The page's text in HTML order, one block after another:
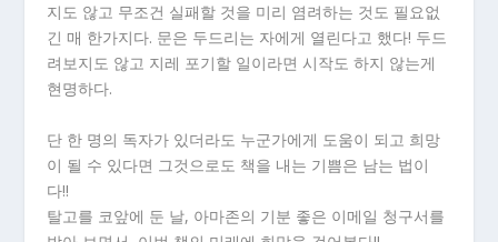
지도 않고 무조건 실패할 것을 미리 염려하는 것도 필요없
긴 매 한가지다. 문은 두드리는 자에게 열린다고 했다! 두드
려보지도 않고 지레 포기할 일이라면 시작도 하지 않는게
현명하다.
단 한 명의 독자가 있더라도 누군가에게 도움이 되고 희망
이 될 수 있다면 그것으로도 책을 내는 기쁨은 남는 법이
다!!
탈고를 코앞에 둔 날, 아마존의 기분 좋은 이메일 청구서를